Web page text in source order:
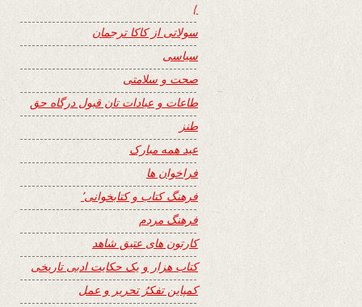
}
سولاتی از کاکا ترجمان
سیاسی
صحت و سلامتی
طاعات و عبادات تان قبول درگاه حق
طنز
عید همه مبارک
فراخوان ها
فرهنگ کتاب و کتابخوانی٬
فرهنگ مردم
کارتون های عتیق شاهد
کتاب هزار و یک حکایت ادبی تاریخی
کمپاین تفکرُ تحریر و عمل